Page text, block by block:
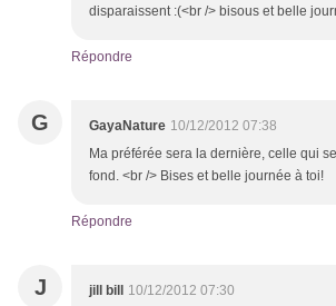
disparaissent :(<br /> bisous et belle
Répondre
G GayaNature 10/12/2012 07:38
Ma préférée sera la dernière, celle qui
fond. <br /> Bises et belle journée à toi!
Répondre
J jill bill
10/12/2012 07:30